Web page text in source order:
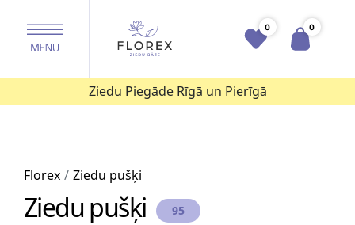
0 0
Ziedu Piegāde Rīgā un Pierīgā
Florex Ziedu pušķi
Ziedu pušķi 95